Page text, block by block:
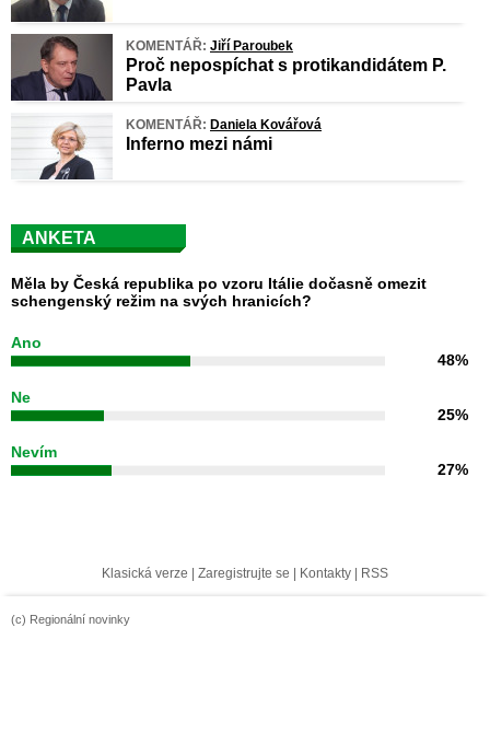
KOMENTÁŘ: Jiří Paroubek
Proč nepospíchat s protikandidátem P.
Pavla
KOMENTÁŘ: Daniela Kovářová
Inferno mezi námi
ANKETA
Měla by Česká republika po vzoru Itálie dočasně omezit
schengenský režim na svých hranicích?
Ano
48%
Ne
25%
Nevím
27%
Klasická verze | Zaregistrujte se | Kontakty | RSS
(c) Regionální novinky